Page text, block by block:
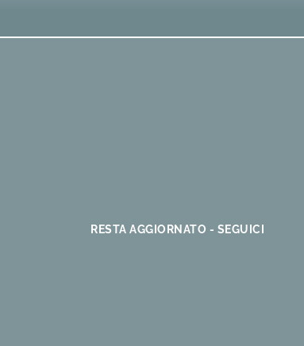
RESTA AGGIORNATO - SEGUICI